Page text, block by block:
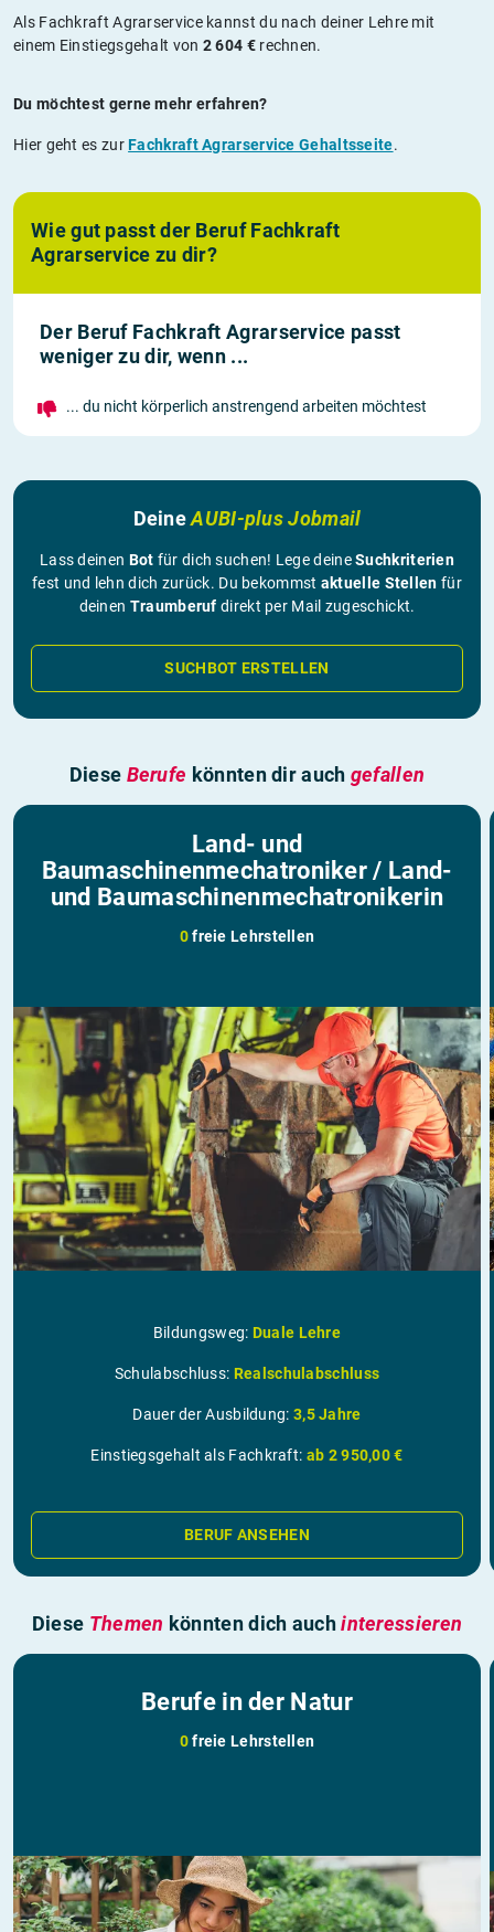
Als Fachkraft Agrarservice kannst du nach deiner Lehre mit
einem Einstiegsgehalt von 2 604 €rechnen.
Du möchtest gerne mehr erfahren?
Hier geht es zurFachkraft Agrarservice Gehaltsseite.
Wie gut passt der Beruf Fachkraft
Agrarservice zu dir?
Der Beruf Fachkraft Agrarservice passt
weniger zu dir, wenn ...
... du nicht körperlich anstrengend arbeiten möchtest
DeineAUBI-plus Jobmail
Lass deinen Bot für dich suchen! Lege deineSuchkriterien
fest und lehn dich zurück. Du bekommst aktuelle Stellen für
deinen Traumberuf direkt per Mail zugeschickt.
SUCHBOT ERSTELLEN
Diese Berufe könnten dir auch gefallen
Land- und
Baumaschinenmechatroniker / Land-
und Baumaschinenmechatronikerin
0freie Lehrstellen
Bildungsweg: Duale Lehre
Schulabschluss: Realschulabschluss
Dauer der Ausbildung: 3,5 Jahre
Einstiegsgehalt als Fachkraft: ab 2 950,00 €
BERUF ANSEHEN
Diese Themen könnten dich auchinteressieren
Berufe in der Natur
0freie Lehrstellen